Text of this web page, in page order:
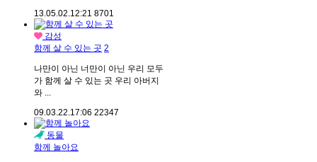
13.05.02.12:21 8701
감성
함께 살 수 있는 곳 2
나만이 아닌 너만이 아닌 우리 모두
가 함께 살 수 있는 곳 우리 아버지
와 ...
09.03.22.17:06 22347
동물
함께 놀아요